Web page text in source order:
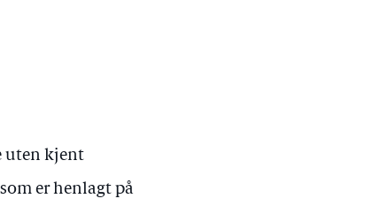
uten kjent
er henlagt på